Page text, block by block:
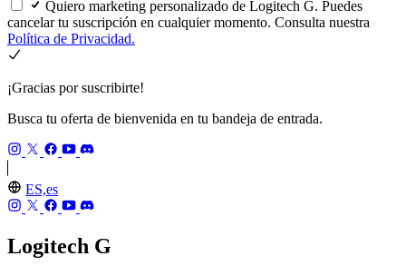
Quiero marketing personalizado de Logitech G. Puedes
cancelar tu suscripción en cualquier momento. Consulta nuestra
Política de Privacidad.
¡Gracias por suscribirte!
Busca tu oferta de bienvenida en tu bandeja de entrada.
ES,es
Logitech G